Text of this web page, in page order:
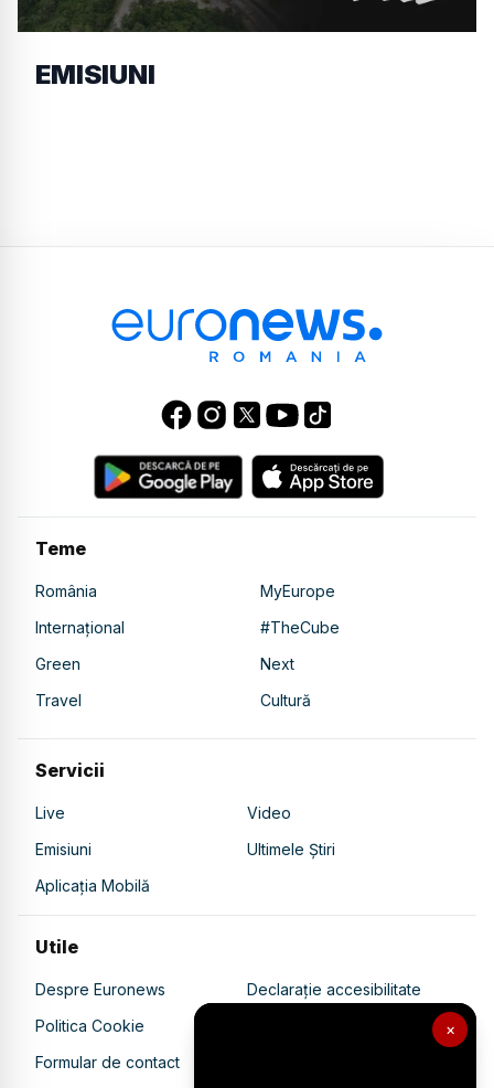
×
EMISIUNI
Teme
România
MyEurope
Internațional
#TheCube
Green
Next
Travel
Cultură
Servicii
Live
Video
Emisiuni
Ultimele Știri
Aplicația Mobilă
Utile
Despre Euronews
Declarație accesibilitate
Politica Cookie
Politica de confidențialitate
Formular de contact